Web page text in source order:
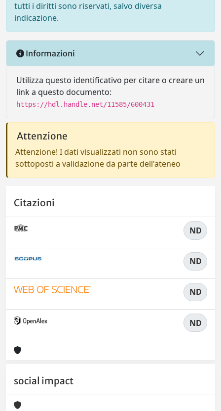
tutti i diritti sono riservati, salvo diversa
indicazione.
Informazioni
Utilizza questo identificativo per citare o creare un
link a questo documento:
https://hdl.handle.net/11585/600431
Attenzione
Attenzione! I dati visualizzati non sono stati
sottoposti a validazione da parte dell'ateneo
Citazioni
ND
ND
ND
ND
social impact